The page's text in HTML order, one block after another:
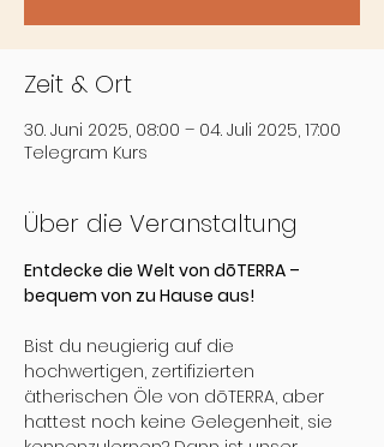
Zeit & Ort
30. Juni 2025, 08:00 – 04. Juli 2025, 17:00
Telegram Kurs
Über die Veranstaltung
Entdecke die Welt von dōTERRA –
bequem von zu Hause aus!
Bist du neugierig auf die
hochwertigen, zertifizierten
ätherischen Öle von dōTERRA, aber
hattest noch keine Gelegenheit, sie